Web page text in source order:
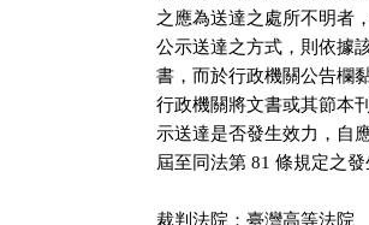
之應為送達之處所不明者
公示送達之方式，則依據
書，而於行政機關公告欄
行政機關將文書或其節本
示送達是否發生效力，自
屆至同法第 81 條規定之發
裁判法院：臺灣高等法院